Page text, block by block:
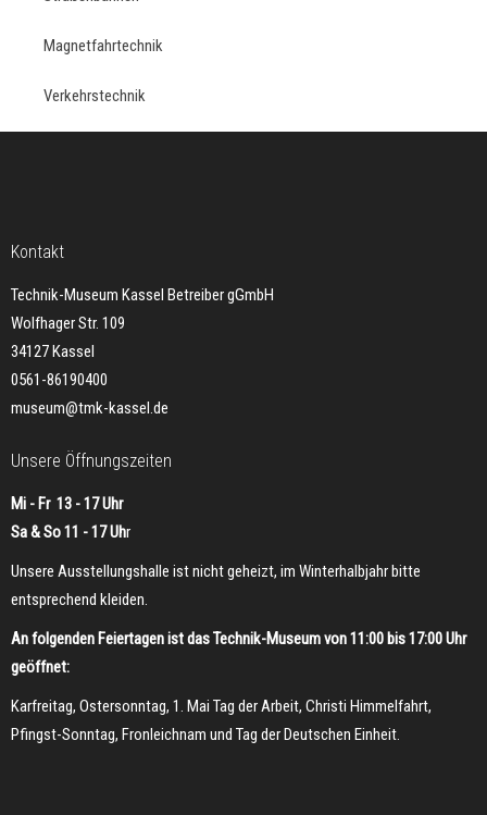
Magnetfahrtechnik
Verkehrstechnik
Kontakt
Technik-Museum Kassel Betreiber gGmbH
Wolfhager Str. 109
34127 Kassel
0561-86190400
museum@tmk-kassel.de
Unsere Öffnungszeiten
Mi - Fr 13 - 17 Uhr
Sa & So 11 - 17 Uhr
Unsere Ausstellungshalle ist nicht geheizt, im Winterhalbjahr bitte
entsprechend kleiden.
An folgenden Feiertagen ist das Technik-Museum von 11:00 bis 17:00 Uhr
geöffnet:
Karfreitag, Ostersonntag, 1. Mai Tag der Arbeit, Christi Himmelfahrt,
Pfingst-Sonntag, Fronleichnam und Tag der Deutschen Einheit.